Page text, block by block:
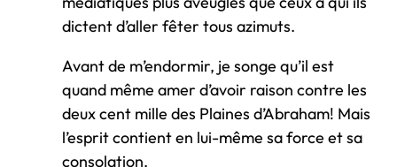
dictent d’aller fêter tous azimuts.
Avant de m’endormir, je songe qu’il est
quand même amer d’avoir raison contre les
deux cent mille des Plaines d’Abraham! Mais
l’esprit contient en lui-même sa force et sa
consolation.